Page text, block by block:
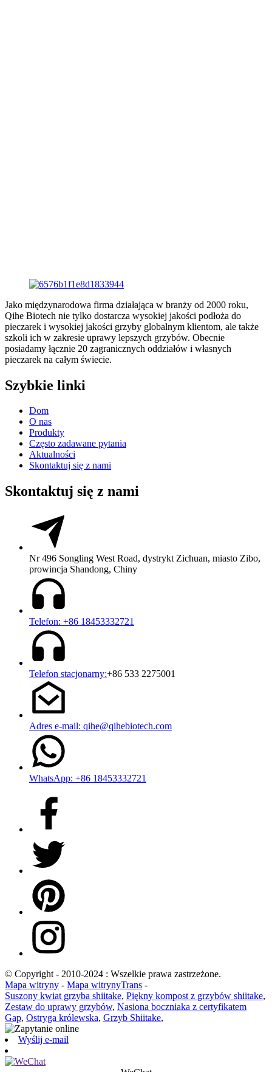
Jako międzynarodowa firma działająca w branży od 2000 roku,
Qihe Biotech nie tylko dostarcza wysokiej jakości podłoża do
pieczarek i wysokiej jakości grzyby globalnym klientom, ale także
szkoli ich w zakresie uprawy lepszych grzybów. Obecnie
posiadamy łącznie 20 zagranicznych oddziałów i własnych
pieczarek na całym świecie.
Szybkie linki
Dom
O nas
Produkty
Często zadawane pytania
Aktualności
Skontaktuj się z nami
Skontaktuj się z nami
Nr 496 Songling West Road, dystrykt Zichuan, miasto Zibo,
prowincja Shandong, Chiny
Telefon: +86 18453332721
Telefon stacjonarny:+86 533 2275001
Adres e-mail: qihe@qihebiotech.com
WhatsApp: +86 18453332721
© Copyright - 2010-2024 : Wszelkie prawa zastrzeżone.
Mapa witryny - Mapa witrynyTrans -
Suszony kwiat grzyba shiitake, Piękny kompost z grzybów shiitake,
Zestaw do uprawy grzybów, Nasiona boczniaka z certyfikatem
Gap, Ostryga królewska, Grzyb Shiitake,
Wyślij e-mail